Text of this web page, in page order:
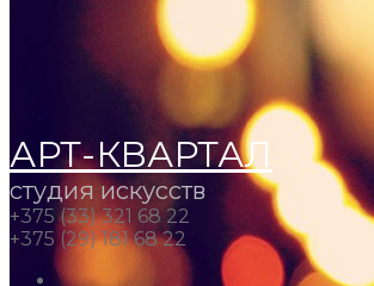
АРТ-КВАРТАЛ
студия искусств
+375 (33) 321 68 22
+375 (29) 181 68 22